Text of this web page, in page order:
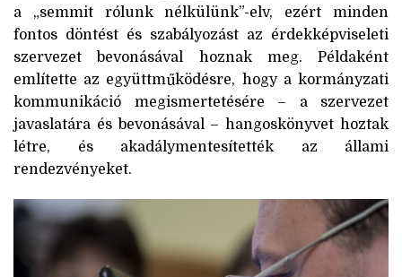
a „semmit rólunk nélkülünk”-elv, ezért minden
fontos döntést és szabályozást az érdekképviseleti
szervezet bevonásával hoznak meg. Példaként
említette az együttműködésre, hogy a kormányzati
kommunikáció megismertetésére – a szervezet
javaslatára és bevonásával – hangoskönyvet hoztak
létre, és akadálymentesítették az állami
rendezvényeket.